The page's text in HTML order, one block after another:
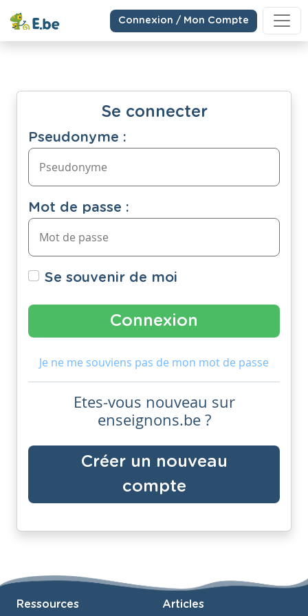
Connexion / Mon Compte
Se connecter
Pseudonyme :
Mot de passe :
Se souvenir de moi
Je ne me souviens pas de mon mot de passe
Etes-vous nouveau sur
enseignons.be ?
Créer un nouveau
compte
Ressources Articles